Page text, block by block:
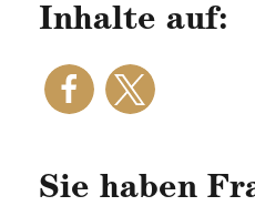
Inhalte auf:
Sie haben